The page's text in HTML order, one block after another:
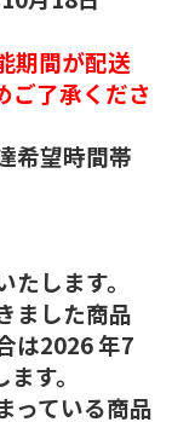
期間が配送
ご了承くださ
希望時間帯
します。
ました商品
は2026 年7
す。
っている商品